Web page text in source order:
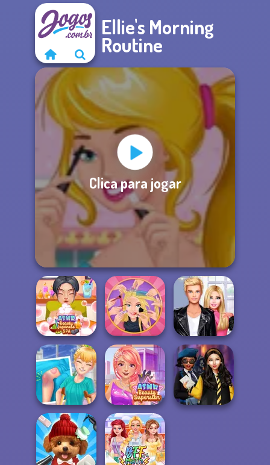
Ellie's Morning
Routine
Clica para jogar
ASMR Beauty
Japanese Spa
Extreme
Makeover
Roomies Blind
Date
Knee Case
Simulator
ASMR Beauty
Superstar